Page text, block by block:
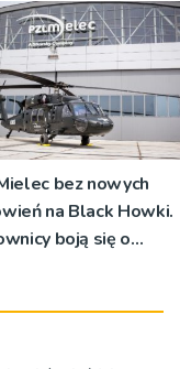
bez nowych
na Black Howki.
boją się o